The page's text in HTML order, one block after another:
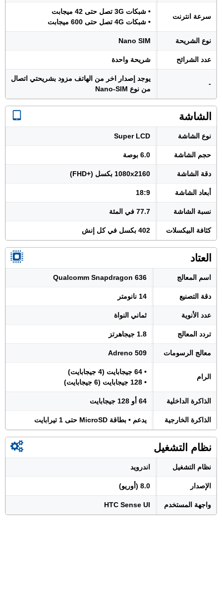
سرعة انترنت
• شبكات 3G تصل حتى 42 ميجابت
• شبكات 4G تصل حتى 600 ميجابت
نوع الشريحة Nano SIM
عدد الشرائح شريحة واحدة
-
يوجد إصدار اخر من الهاتف مزود بشريحتي اتصال
من نوع Nano-SIM
الشاشة
نوع الشاشة Super LCD
حجم الشاشة 6.0 بوصة
دقة الشاشة 1080x2160 بكسل (+FHD)
أبعاد الشاشة 18:9
نسبة الشاشة 77.7 في المئة
كثافة البيكسلات 402 بكسل في كل إنش
العتاد
اسم المعالج Qualcomm Snapdragon 636
دقة التصنيع 14 نانومتر
عدد الأنوية ثماني النواة
تردد المعالج 1.8 جيجاهرتز
معالج الرسومات Adreno 509
الرام
• 64 جيجابايت (4 جيجابايت)
• 128 جيجابايت (6 جيجابايت)
الذاكرة الداخلية 64 أو 128 جيجابايت
الذاكرة الخارجية يدعم • بطاقة MicroSD حتى 1 تيرابايت
نظام التشغيل
نظام التشغيل اندرويد
الإصدار 8.0 (أوريو)
واجهة المستخدم HTC Sense UI